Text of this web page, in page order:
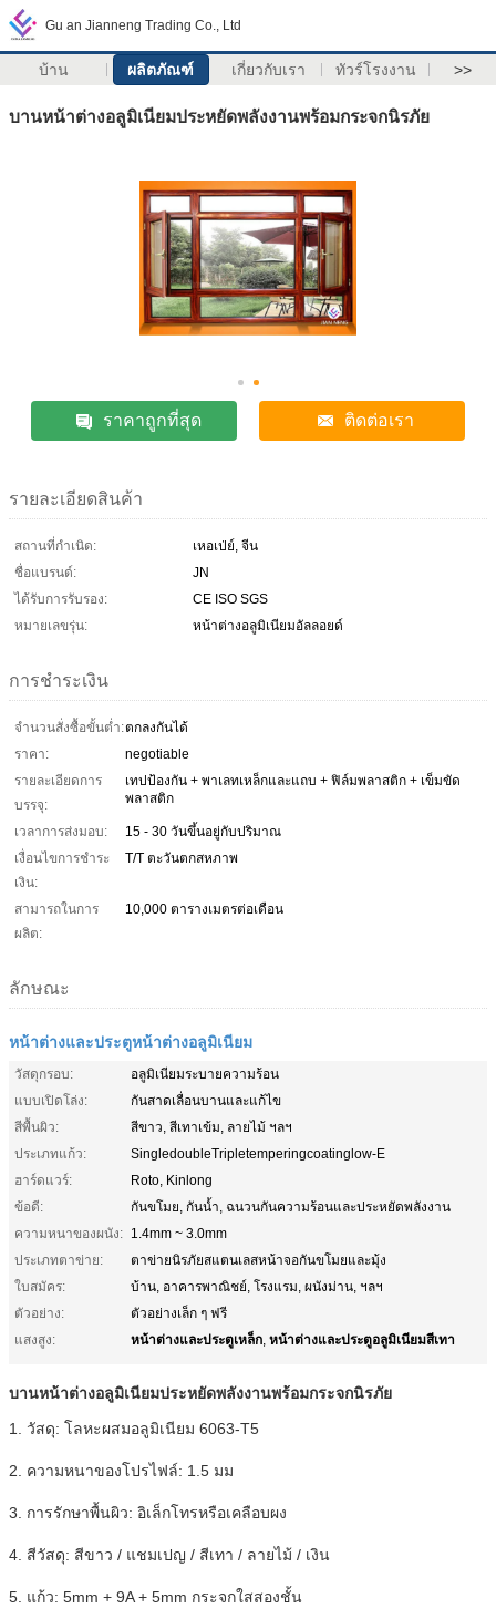
Gu an Jianneng Trading Co., Ltd
บ้าน ผลิตภัณฑ์ เกี่ยวกับเรา ทัวร์โรงงาน >>
บานหน้าต่างอลูมิเนียมประหยัดพลังงานพร้อมกระจกนิรภัย
ราคาถูกที่สุด ติดต่อเรา
รายละเอียดสินค้า
สถานที่กำเนิด:
เหอเป่ย์, จีน
ชื่อแบรนด์:
JN
ได้รับการรับรอง:
CE ISO SGS
หมายเลขรุ่น:
หน้าต่างอลูมิเนียมอัลลอยด์
การชำระเงิน
จำนวนสั่งซื้อขั้นต่ำ:ตกลงกันได้
ราคา:
negotiable
รายละเอียดการ
บรรจุ:
เทปป้องกัน + พาเลทเหล็กและแถบ + ฟิล์มพลาสติก + เข็มขัด
พลาสติก
เวลาการส่งมอบ:
15 - 30 วันขึ้นอยู่กับปริมาณ
เงื่อนไขการชำระ
เงิน:
T/T ตะวันตกสหภาพ
สามารถในการ
ผลิต:
10,000 ตารางเมตรต่อเดือน
ลักษณะ
หน้าต่างและประตูหน้าต่างอลูมิเนียม
วัสดุกรอบ:
อลูมิเนียมระบายความร้อน
แบบเปิดโล่ง:
กันสาดเลื่อนบานและแก้ไข
สีพื้นผิว:
สีขาว, สีเทาเข้ม, ลายไม้ ฯลฯ
ประเภทแก้ว:
SingledoubleTripletemperingcoatinglow-E
ฮาร์ดแวร์:
Roto, Kinlong
ข้อดี:
กันขโมย, กันน้ำ, ฉนวนกันความร้อนและประหยัดพลังงาน
ความหนาของผนัง: 1.4mm ~ 3.0mm
ประเภทตาข่าย:
ตาข่ายนิรภัยสแตนเลสหน้าจอกันขโมยและมุ้ง
ใบสมัคร:
บ้าน, อาคารพาณิชย์, โรงแรม, ผนังม่าน, ฯลฯ
ตัวอย่าง:
ตัวอย่างเล็ก ๆ ฟรี
แสงสูง:
หน้าต่างและประตูเหล็ก, หน้าต่างและประตูอลูมิเนียมสีเทา
บานหน้าต่างอลูมิเนียมประหยัดพลังงานพร้อมกระจกนิรภัย
1. วัสดุ: โลหะผสมอลูมิเนียม 6063-T5
2. ความหนาของโปรไฟล์: 1.5 มม
3. การรักษาพื้นผิว: อิเล็กโทรหรือเคลือบผง
4. สีวัสดุ: สีขาว / แชมเปญ / สีเทา / ลายไม้ / เงิน
5. แก้ว: 5mm + 9A + 5mm กระจกใสสองชั้น